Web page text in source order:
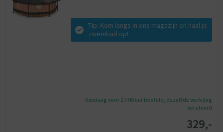
Tip: Kom langs in ons magazijn en haal je
zwembad op!
Vandaag voor 17:00 uur besteld, dezelfde werkdag
verstuurd
329,-